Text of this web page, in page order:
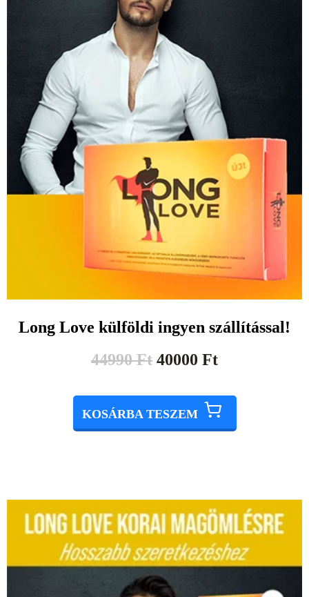
Long Love külföldi ingyen szállítással!
44990Ft 40000 Ft
KOSÁRBA TESZEM
price
was:
48000 Ft.
price
is:
40000 Ft.